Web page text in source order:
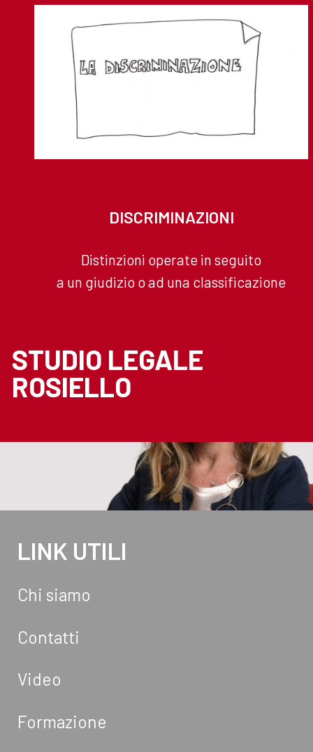
DISCRIMINAZIONI
Distinzioni operate in seguito
a un giudizio o ad una classificazione
STUDIO LEGALE
ROSIELLO
LINK UTILI
Chi siamo
Contatti
Video
Formazione